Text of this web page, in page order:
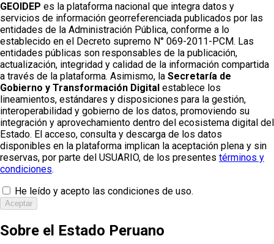
GEOIDEP es la plataforma nacional que integra datos y
servicios de información georreferenciada publicados por las
entidades de la Administración Pública, conforme a lo
establecido en el Decreto supremo N° 069-2011-PCM. Las
entidades públicas son responsables de la publicación,
actualización, integridad y calidad de la información compartida
a través de la plataforma. Asimismo, la Secretaría de
Gobierno y Transformación Digital establece los
lineamientos, estándares y disposiciones para la gestión,
interoperabilidad y gobierno de los datos, promoviendo su
integración y aprovechamiento dentro del ecosistema digital del
Estado. El acceso, consulta y descarga de los datos
disponibles en la plataforma implican la aceptación plena y sin
reservas, por parte del USUARIO, de los presentes términos y
condiciones.
He leído y acepto las condiciones de uso.
Aceptar
Sobre el Estado Peruano